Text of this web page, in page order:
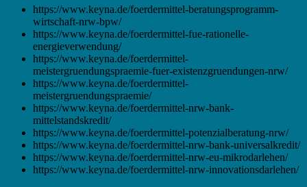
https://www.keyna.de/foerdermittel-beratungsprogramm-
wirtschaft-nrw-bpw/
https://www.keyna.de/foerdermittel-fue-rationelle-
energieverwendung/
https://www.keyna.de/foerdermittel-
meistergruendungspraemie-fuer-existenzgruendungen-nrw/
https://www.keyna.de/foerdermittel-
meistergruendungspraemie/
https://www.keyna.de/foerdermittel-nrw-bank-
mittelstandskredit/
https://www.keyna.de/foerdermittel-potenzialberatung-nrw/
https://www.keyna.de/foerdermittel-nrw-bank-universalkredit/
https://www.keyna.de/foerdermittel-nrw-eu-mikrodarlehen/
https://www.keyna.de/foerdermittel-nrw-innovationsdarlehen/